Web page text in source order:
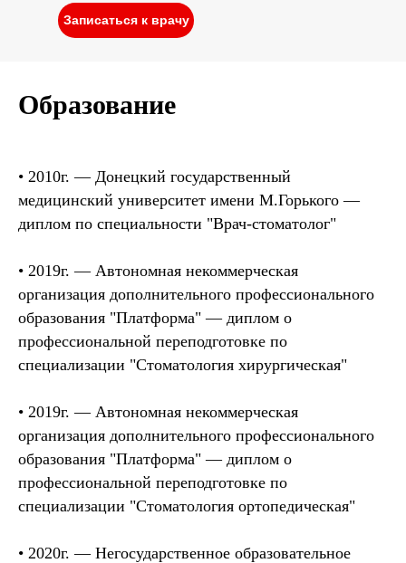
Записаться к врачу
Образование
• 2010г. — Донецкий государственный
медицинский университет имени М.Горького—
диплом по специальности "Врач-стоматолог"
• 2019г. — Автономная некоммерческая
организация дополнительного профессионального
образования "Платформа"— диплом о
профессиональной переподготовке по
специализации "Стоматология хирургическая"
• 2019г. — Автономная некоммерческая
организация дополнительного профессионального
образования "Платформа"— диплом о
профессиональной переподготовке по
специализации "Стоматология ортопедическая"
• 2020г. — Негосударственное образовательное